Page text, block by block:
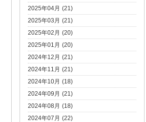
2025年04月 (21)
2025年03月 (21)
2025年02月 (20)
2025年01月 (20)
2024年12月 (21)
2024年11月 (21)
2024年10月 (18)
2024年09月 (21)
2024年08月 (18)
2024年07月 (22)